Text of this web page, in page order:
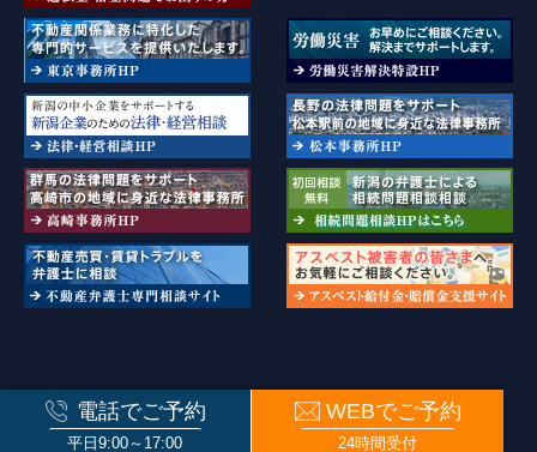
新潟県弁護士会・長野県弁護士会・群馬弁護士会・東京弁護士会所属
© ISSHIN PARTNERS. All rights reserved.
電話でご予約
平日9:00～17:00
WEBでご予約
24時間受付